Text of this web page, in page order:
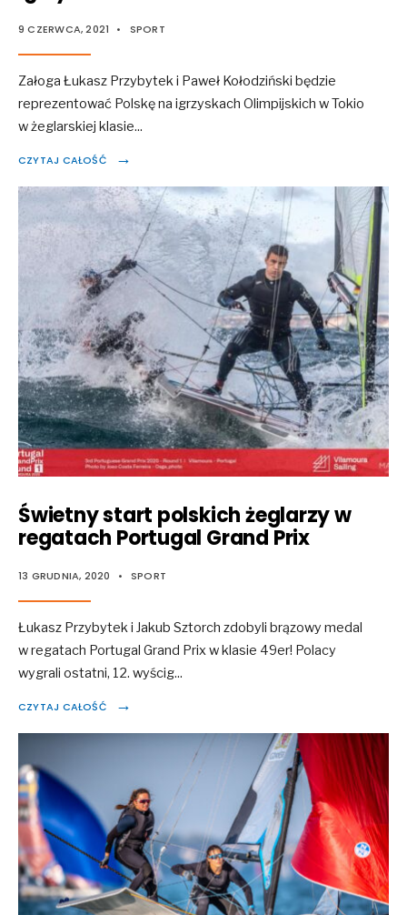
9 CZERWCA, 2021 • SPORT
Załoga Łukasz Przybytek i Paweł Kołodziński będzie
reprezentować Polskę na igrzyskach Olimpijskich w Tokio
w żeglarskiej klasie...
CZYTAJ CAŁOŚĆ →
Świetny start polskich żeglarzy w
regatach Portugal Grand Prix
13 GRUDNIA, 2020 • SPORT
Łukasz Przybytek i Jakub Sztorch zdobyli brązowy medal
w regatach Portugal Grand Prix w klasie 49er! Polacy
wygrali ostatni, 12. wyścig...
CZYTAJ CAŁOŚĆ →